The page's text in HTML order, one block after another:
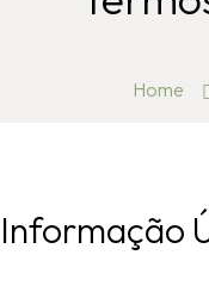
Sobre Nós
Home
Informação